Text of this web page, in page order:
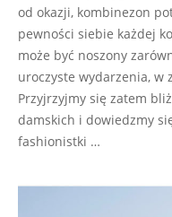
od okazji, kombinezon
pewności siebie każdej
może być noszony
uroczyste wydarzenia, w
Przyjrzyjmy się zatem
damskich i dowiedzmy
fashionistki …